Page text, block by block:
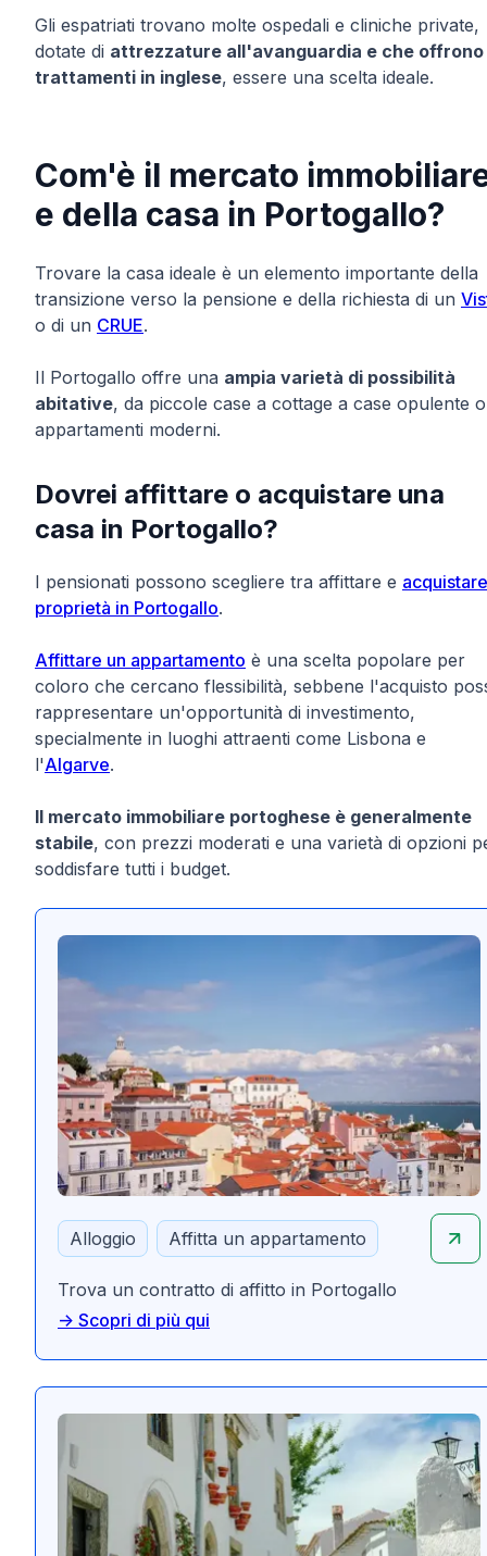
Gli espatriati trovano molte ospedali e cliniche private,
dotate di attrezzature all'avanguardia e che offrono
trattamenti in inglese, essere una scelta ideale.
Com'è il mercato
e della casa in Portogallo?
Trovare la casa ideale è un elemento importante della
transizione verso la pensione e della richiesta di un
o di un CRUE.
Il Portogallo offre una ampia varietà di possibilità
abitative, da piccole case a cottage a case opulente o
appartamenti moderni.
Dovrei affittare o acquistare una
casa in Portogallo?
I pensionati possono scegliere tra affittare e acquistare
proprietà in Portogallo.
Affittare un appartamento è una scelta popolare per
coloro che cercano flessibilità, sebbene l'acquisto
rappresentare un'opportunità di investimento,
specialmente in luoghi attraenti come Lisbona e
l'Algarve.
Il mercato immobiliare portoghese è generalmente
stabile, con prezzi moderati e una varietà di opzioni
soddisfare tutti i budget.
Alloggio Affitta un appartamento
Trova un contratto di affitto in Portogallo
-> Scopri di più qui